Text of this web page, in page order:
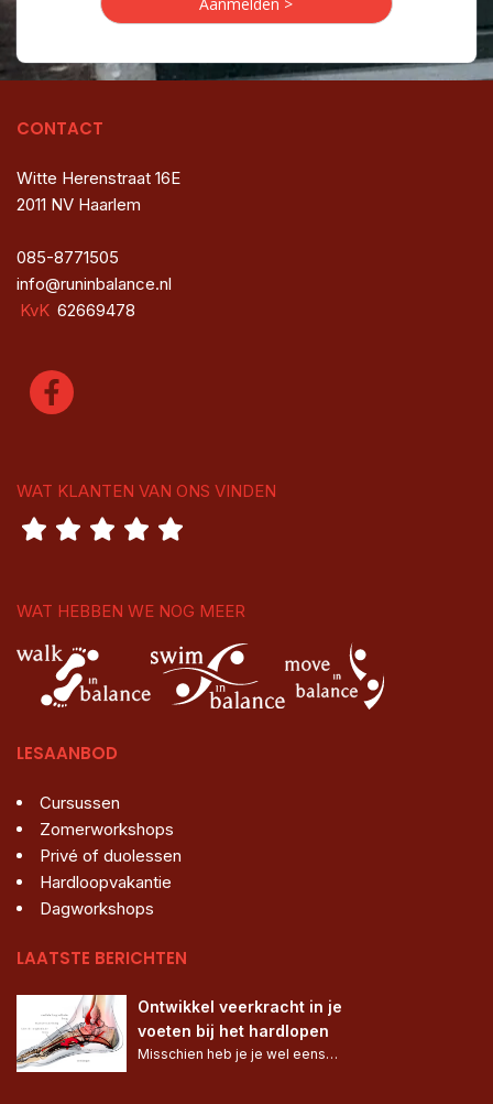
CONTACT
Witte Herenstraat 16E
2011 NV Haarlem
085-8771505
info@runinbalance.nl
KvK 62669478
WAT KLANTEN VAN ONS VINDEN
WAT HEBBEN WE NOG MEER
LESAANBOD
Cursussen
Zomerworkshops
Privé of duolessen
Hardloopvakantie
Dagworkshops
LAATSTE BERICHTEN
Ontwikkel veerkracht in je
voeten bij het hardlopen
Misschien heb je je wel eens…